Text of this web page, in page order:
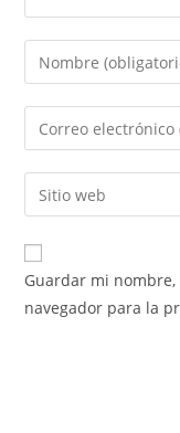
Guardar mi
navegador para la